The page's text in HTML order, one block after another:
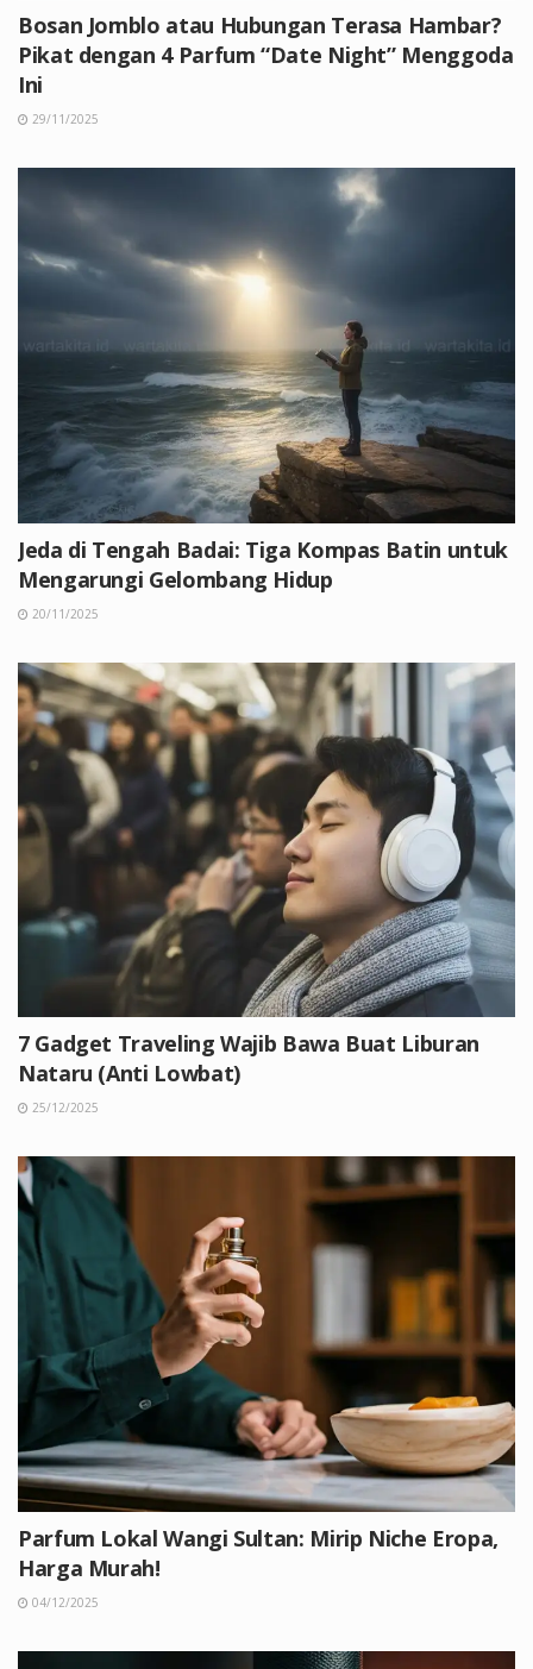
Bosan Jomblo atau Hubungan Terasa Hambar?
Pikat dengan 4 Parfum “Date Night” Menggoda
Ini
29/11/2025
Jeda di Tengah Badai: Tiga Kompas Batin untuk
Mengarungi Gelombang Hidup
20/11/2025
7 Gadget Traveling Wajib Bawa Buat Liburan
Nataru (Anti Lowbat)
25/12/2025
Parfum Lokal Wangi Sultan: Mirip Niche Eropa,
Harga Murah!
04/12/2025